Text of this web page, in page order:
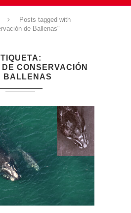
Posts tagged with
de Ballenas"
DE CONSERVACIÓN
BALLENAS